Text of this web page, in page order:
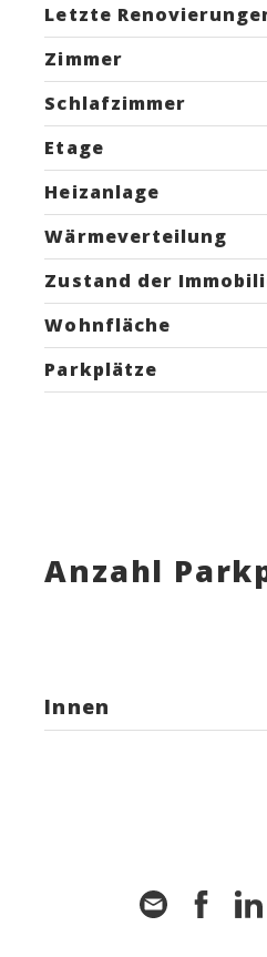
Letzte
Zimmer
Schlafzimmer
Etage
Heizanlage
Wärmeverteilung
Zustand der
Wohnfläche
Parkplätze
Anzahl
Innen